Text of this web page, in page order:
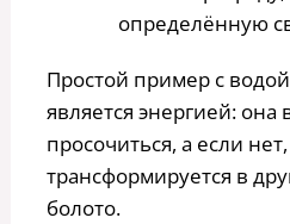
определённую
Простой пример с
является энергией: она
просочиться, а если
трансформируется в
болото.